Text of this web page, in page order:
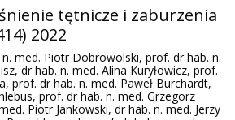
tętnicze i zaburzenia
2022
med. Piotr Dobrowolski, prof. dr hab. n.
dr hab. n. med. Alina Kuryłowicz, prof.
prof. dr hab. n. med. Paweł Burchardt,
prof. dr hab. n. med. Grzegorz
Piotr Jankowski, dr hab. n. med. Jerzy